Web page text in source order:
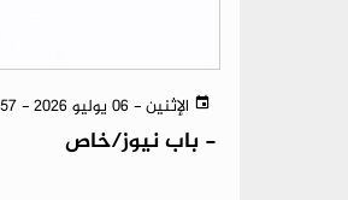
الإثنين - 06 يوليو 2026 - 06:57 م بتوقيت عدن
- باب نيوز/خاص